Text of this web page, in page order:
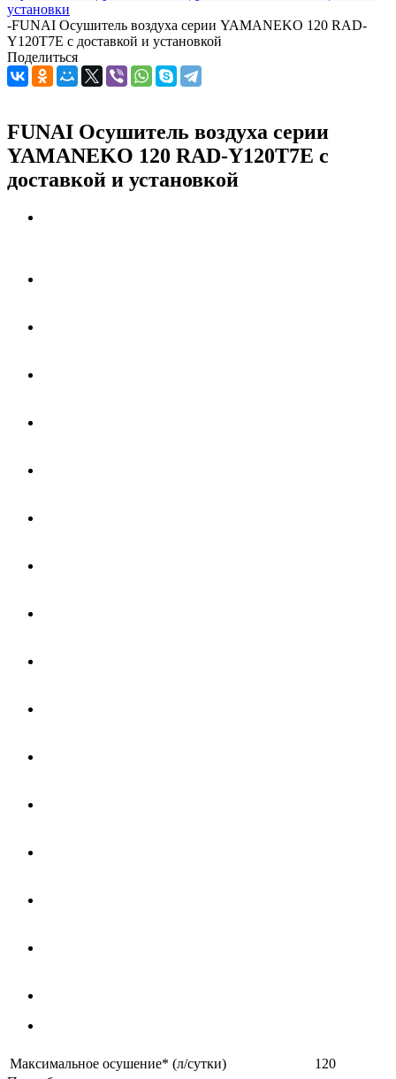
установки
-FUNAI Осушитель воздуха серии YAMANEKO 120 RAD-
Y120T7E с доставкой и установкой
Поделиться
FUNAI Осушитель воздуха серии
YAMANEKO 120 RAD-Y120T7E с
доставкой и установкой
Максимальное осушение* (л/сутки)
120